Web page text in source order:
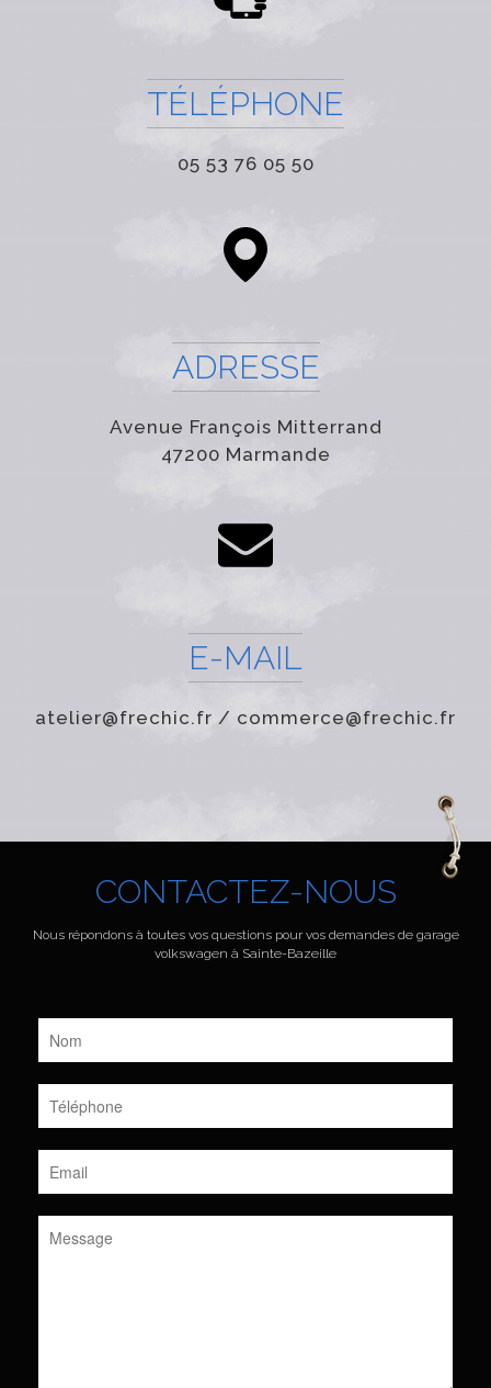
TÉLÉPHONE
05 53 76 05 50
ADRESSE
Avenue François Mitterrand
47200 Marmande
E-MAIL
atelier@frechic.fr / commerce@frechic.fr
CONTACTEZ-NOUS
Nous répondons à toutes vos questions pour vos demandes de garage
volkswagen à Sainte-Bazeille